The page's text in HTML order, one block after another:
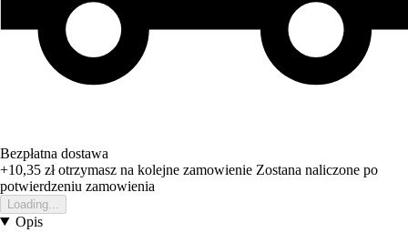
Bezpłatna dostawa
+10,35 złotrzymasz na kolejne zamowienie Zostana naliczone po
potwierdzeniu zamowienia
Loading...
Opis